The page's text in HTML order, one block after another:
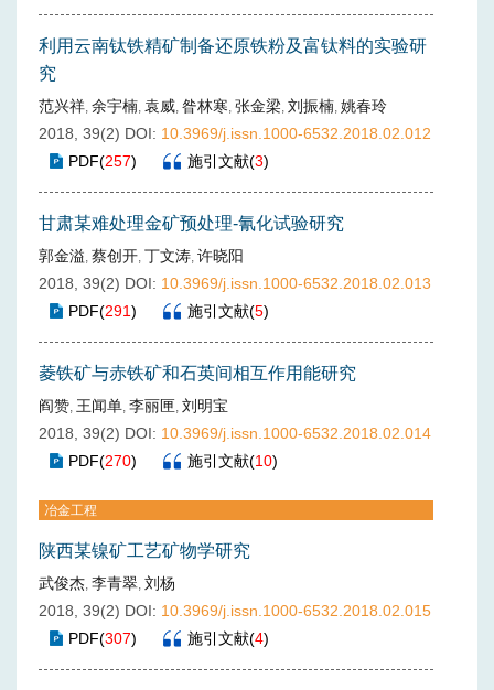
利用云南钛铁精矿制备还原铁粉及富钛料的实验研
究
范兴祥, 余宇楠, 袁威, 昝林寒, 张金梁, 刘振楠, 姚春玲
2018, 39(2) DOI: 10.3969/j.issn.1000-6532.2018.02.012
PDF(257) 施引文献(3)
甘肃某难处理金矿预处理-氰化试验研究
郭金溢, 蔡创开, 丁文涛, 许晓阳
2018, 39(2) DOI: 10.3969/j.issn.1000-6532.2018.02.013
PDF(291) 施引文献(5)
菱铁矿与赤铁矿和石英间相互作用能研究
阎赞, 王闻单, 李丽匣, 刘明宝
2018, 39(2) DOI: 10.3969/j.issn.1000-6532.2018.02.014
PDF(270) 施引文献(10)
冶金工程
陕西某镍矿工艺矿物学研究
武俊杰, 李青翠, 刘杨
2018, 39(2) DOI: 10.3969/j.issn.1000-6532.2018.02.015
PDF(307) 施引文献(4)